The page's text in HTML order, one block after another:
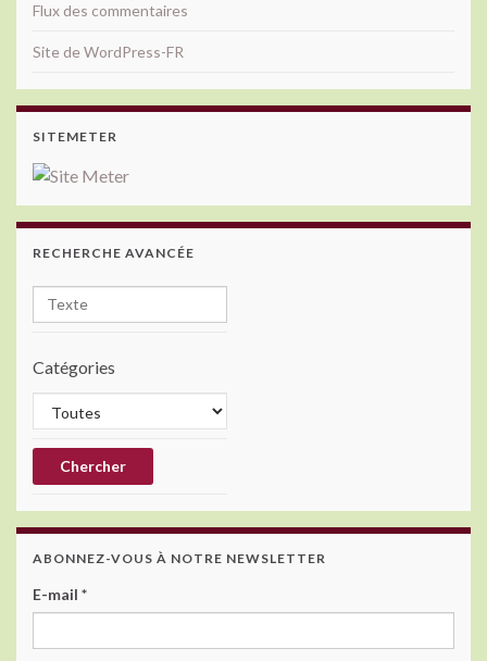
Flux des commentaires
Site de WordPress-FR
SITEMETER
RECHERCHE AVANCÉE
Catégories
ABONNEZ-VOUS À NOTRE NEWSLETTER
E-mail *